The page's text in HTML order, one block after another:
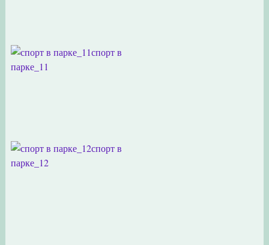
спорт в
парке_11
спорт в
парке_12